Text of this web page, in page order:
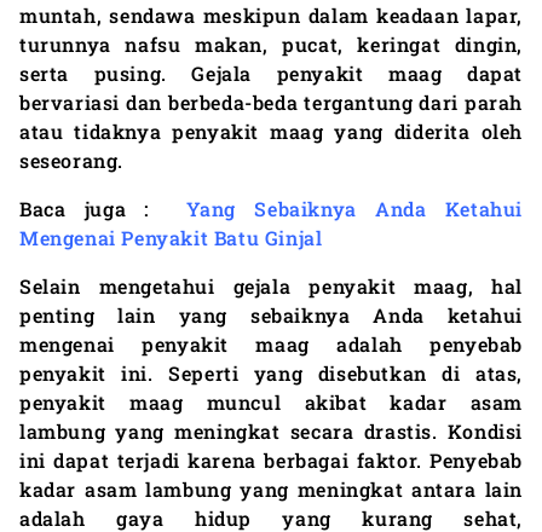
muntah, sendawa meskipun dalam keadaan lapar,
turunnya nafsu makan, pucat, keringat dingin,
serta pusing. Gejala penyakit maag dapat
bervariasi dan berbeda-beda tergantung dari parah
atau tidaknya penyakit maag yang diderita oleh
seseorang.
Baca juga : Yang Sebaiknya Anda Ketahui
Mengenai Penyakit Batu Ginjal
Selain mengetahui gejala penyakit maag, hal
penting lain yang sebaiknya Anda ketahui
mengenai penyakit maag adalah penyebab
penyakit ini. Seperti yang disebutkan di atas,
penyakit maag muncul akibat kadar asam
lambung yang meningkat secara drastis. Kondisi
ini dapat terjadi karena berbagai faktor. Penyebab
kadar asam lambung yang meningkat antara lain
adalah gaya hidup yang kurang sehat,